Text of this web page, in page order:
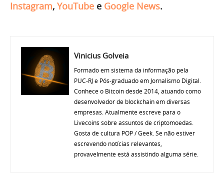
Instagram, YouTube e Google News.
Vinicius Golveia
Formado em sistema da informação pela
PUC-RJ e Pós-graduado em Jornalismo Digital.
Conhece o Bitcoin desde 2014, atuando como
desenvolvedor de blockchain em diversas
empresas. Atualmente escreve para o
Livecoins sobre assuntos de criptomoedas.
Gosta de cultura POP / Geek. Se não estiver
escrevendo notícias relevantes,
provavelmente está assistindo alguma série.